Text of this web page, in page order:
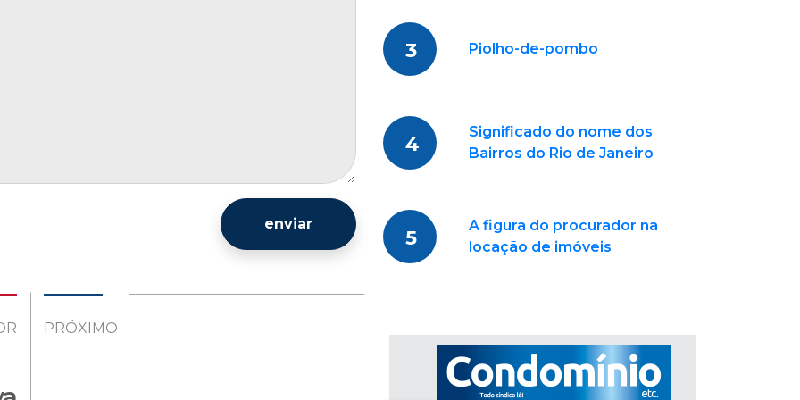
enviar
PRÓXIMO
3 Piolho-de-pombo
4
Significado do nome dos
Bairros do Rio de Janeiro
5
A figura do procurador na
locação de imóveis